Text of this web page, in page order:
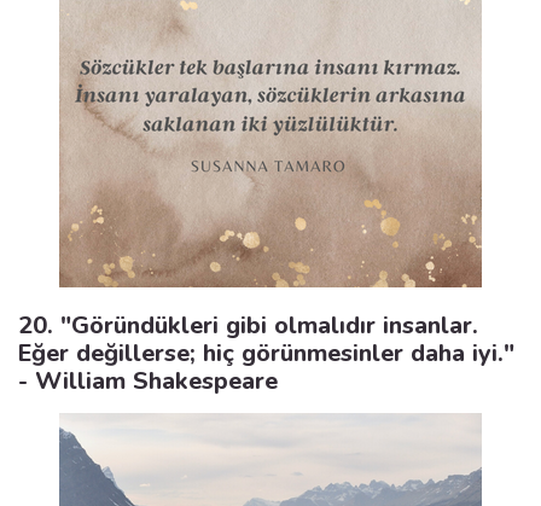
20. "Göründükleri gibi olmalıdır insanlar.
Eğer değillerse; hiç görünmesinler daha iyi."
- William Shakespeare